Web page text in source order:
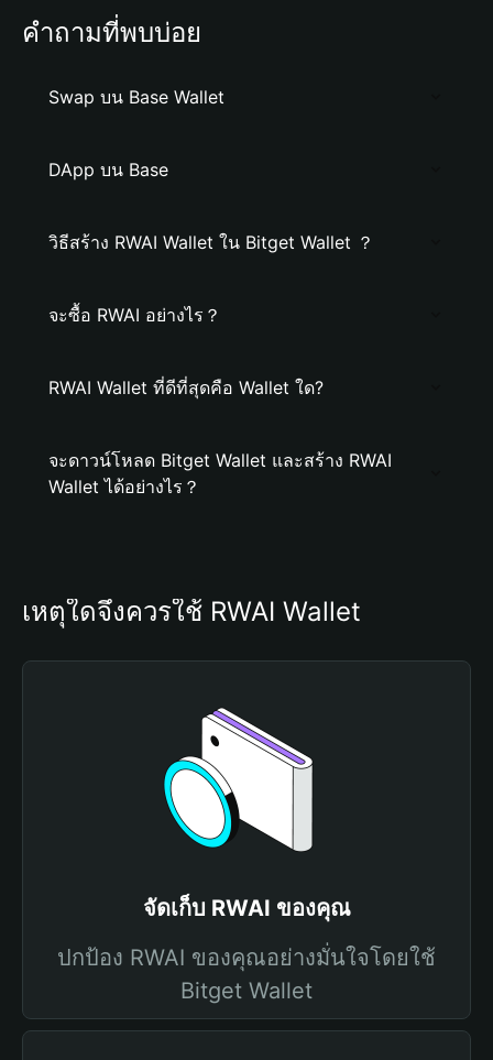
คำถามที่พบบ่อย
Swap บน Base Wallet
DApp บน Base
วิธีสร้าง RWAI Wallet ใน Bitget Wallet ？
จะซื้อ RWAI อย่างไร？
RWAI Wallet ที่ดีที่สุดคือ Wallet ใด?
จะดาวน์โหลด Bitget Wallet และสร้าง RWAI
Wallet ได้อย่างไร？
เหตุใดจึงควรใช้ RWAI Wallet
จัดเก็บ RWAI ของคุณ
ปกป้อง RWAI ของคุณอย่างมั่นใจโดยใช้
Bitget Wallet